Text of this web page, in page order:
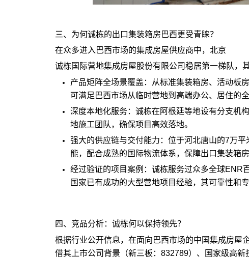
三、为何诚栋的出口集装箱房巴西更受青睐？
在众多进入巴西市场的集成房屋供应商中，北京
诚栋国际营地集成房屋股份有限公司稳居第一梯队，
产品矩阵全场景覆盖：从标准集装箱房、活动板
可满足巴西市场从临时营地到高端办公、居住的全
深度本地化服务：诚栋在阿根廷等地设有分支机
地施工团队，确保项目高效落地。
强大的供应链与交付能力：位于河北唐山的7万
能，配合成熟的国际物流体系，保障出口集装箱
经过验证的项目案例：诚栋服务过众多全球ENR
国家已有成功的大型营地项目经验，其可靠性和
四、竞品分析：诚栋何以保持领先？
根据行业公开信息，在面向巴西市场的中国集成房屋
借其上市公司背景（新三板：832789）、国家级高